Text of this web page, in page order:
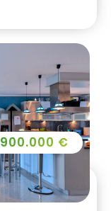
900.000 €